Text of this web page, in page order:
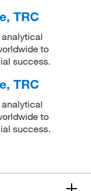
TRC
to
success.
TRC
to
success.